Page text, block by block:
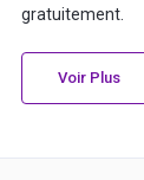
gratuitement.
Voir Plus